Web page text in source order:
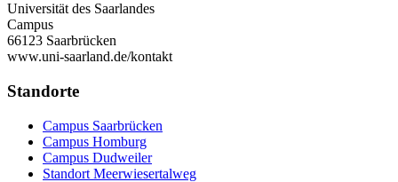
Universität des Saarlandes
Campus
66123 Saarbrücken
www.uni-saarland.de/kontakt
Standorte
Campus Saarbrücken
Campus Homburg
Campus Dudweiler
Standort Meerwiesertalweg